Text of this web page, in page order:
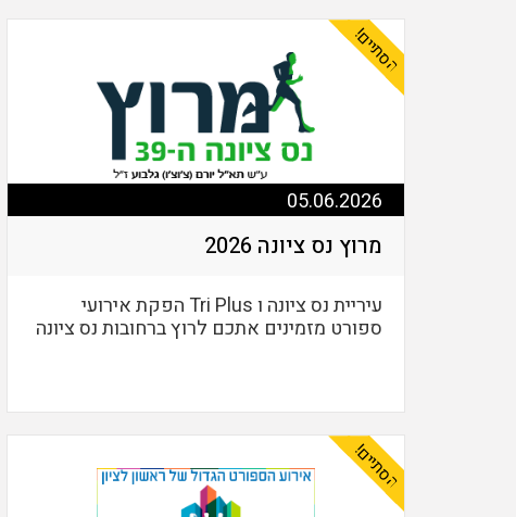
מרוץ נס ציונה 2026
הסתיים!
05.06.2026
עיריית נס ציונה ו Tri Plus הפקת אירועי
ספורט מזמינים אתכם לרוץ ברחובות נס ציונה
הסתיים!